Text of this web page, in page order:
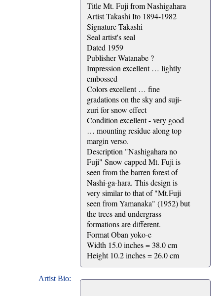
Title Mt. Fuji from Nashigahara
Artist Takashi Ito 1894-1982
Signature Takashi
Seal artist's seal
Dated 1959
Publisher Watanabe ?
Impression excellent … lightly
embossed
Colors excellent … fine
gradations on the sky and suji-
zuri for snow effect
Condition excellent - very good
… mounting residue along top
margin verso.
Description "Nashigahara no
Fuji" Snow capped Mt. Fuji is
seen from the barren forest of
Nashi-ga-hara. This design is
very similar to that of "Mt.Fuji
seen from Yamanaka" (1952) but
the trees and undergrass
formations are different.
Format Oban yoko-e
Width 15.0 inches = 38.0 cm
Height 10.2 inches = 26.0 cm
Artist Bio: